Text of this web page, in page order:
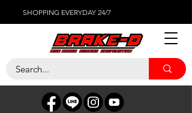
SHOPPING EVERYDAY 24/7